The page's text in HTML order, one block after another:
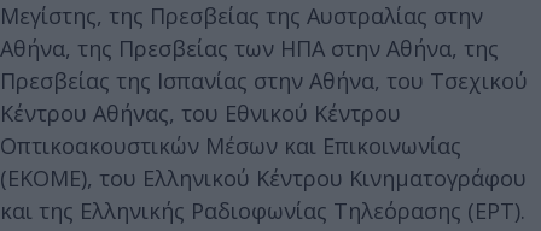
Μεγίστης, της Πρεσβείας της Αυστραλίας στην
Αθήνα, της Πρεσβείας των ΗΠΑ στην Αθήνα, της
Πρεσβείας της Ισπανίας στην Αθήνα, του Τσεχικού
Κέντρου Αθήνας, του Εθνικού Κέντρου
Οπτικοακουστικών Μέσων και Επικοινωνίας
(ΕΚΟΜΕ), του Ελληνικού Κέντρου Κινηματογράφου
και της Ελληνικής Ραδιοφωνίας Τηλεόρασης (ΕΡΤ).